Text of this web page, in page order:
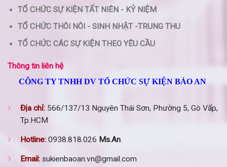
TỔ CHỨC SỰ KIỆN TẤT NIÊN - KỶ NIỆM
TỔ CHỨC THÔI NÔI - SINH NHẬT -TRUNG THU
TỔ CHỨC CÁC SỰ KIỆN THEO YÊU CẦU
Thông tin liên hệ
CÔNG TY TNHH DV TỔ CHỨC SỰ KIỆN BẢO AN
Địa chỉ: 566/137/13 Nguyên Thái Sơn, Phường 5, Gò Vấp,
Tp.HCM
Hotline: 0938.818.026 Ms.An
Email: sukienbaoan.vn@gmail.com